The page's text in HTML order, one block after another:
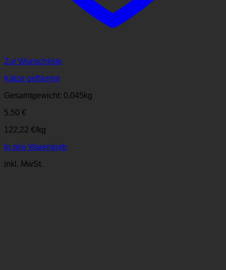
Zur Wunschliste
Kätze geflämmt
Gesamtgewicht: 0,045 kg
5,50 €
122,22 €/kg
In den Warenkorb
inkl. MwSt.